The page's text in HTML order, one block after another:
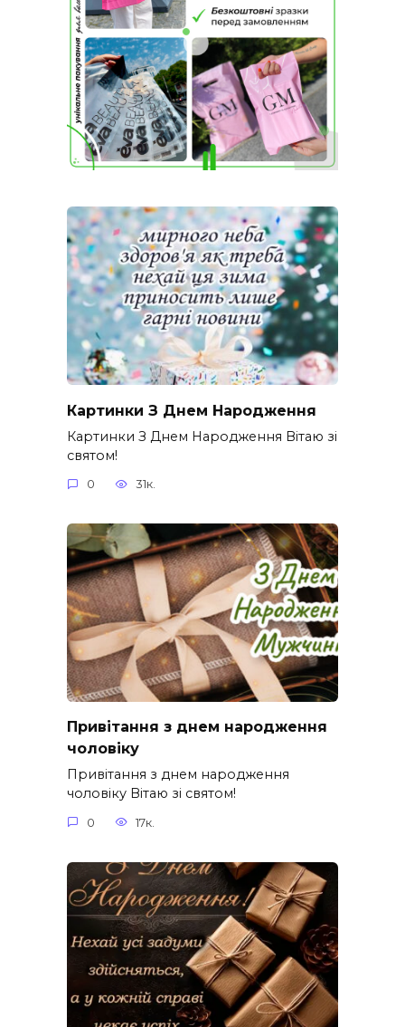
Картинки З Днем Народження
Картинки З Днем Народження Вітаю зі
святом!
0 31к.
Привітання з днем народження
чоловіку
Привітання з днем народження
чоловіку Вітаю зі святом!
0 17к.